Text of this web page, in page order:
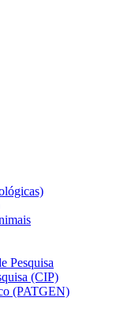
Pesquisa
(CIP)
(PATGEN)